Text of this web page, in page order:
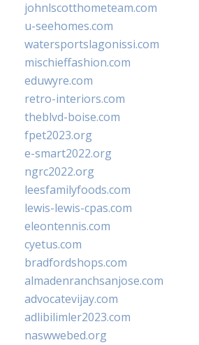
johnlscotthometeam.com
u-seehomes.com
watersportslagonissi.com
mischieffashion.com
eduwyre.com
retro-interiors.com
theblvd-boise.com
fpet2023.org
e-smart2022.org
ngrc2022.org
leesfamilyfoods.com
lewis-lewis-cpas.com
eleontennis.com
cyetus.com
bradfordshops.com
almadenranchsanjose.com
advocatevijay.com
adlibilimler2023.com
naswwebed.org